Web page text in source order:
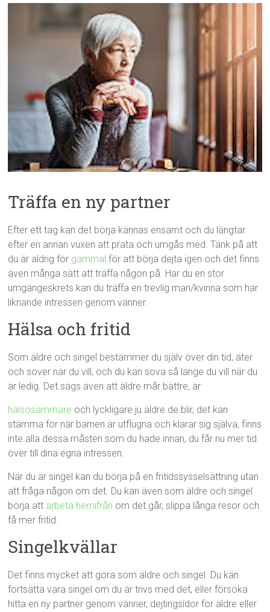
Träffa en ny partner
Efter ett tag kan det börja kännas ensamt och du längtar
efter en annan vuxen att prata och umgås med. Tänk på att
du är aldrig för gammal för att börja dejta igen och det finns
även många sätt att träffa någon på. Har du en stor
umgängeskrets kan du träffa en trevlig man/kvinna som har
liknande intressen genom vänner.
Hälsa och fritid
Som äldre och singel bestämmer du själv över din tid, äter
och sover när du vill, och du kan sova så länge du vill när du
är ledig. Det sägs även att äldre mår bättre, är
hälsosammare och lyckligare ju äldre de blir, det kan
stämma för när barnen är utflugna och klarar sig själva, finns
inte alla dessa måsten som du hade innan, du får nu mer tid
över till dina egna intressen.
När du är singel kan du börja på en fritidssysselsättning utan
att fråga någon om det. Du kan även som äldre och singel
börja att arbeta hemifrån om det går, slippa långa resor och
få mer fritid.
Singelkvällar
Det finns mycket att göra som äldre och singel. Du kan
fortsätta vara singel om du är trivs med det, eller försöka
hitta en ny partner genom vänner, dejtingsidor för äldre eller